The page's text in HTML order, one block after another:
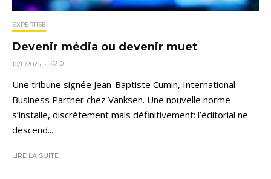
EXPERTISE
Devenir média ou devenir muet
10/11/2025 · 0
Une tribune signée Jean-Baptiste Cumin, International
Business Partner chez Vanksen. Une nouvelle norme
s’installe, discrètement mais définitivement: l’éditorial ne
descend...
LIRE LA SUITE